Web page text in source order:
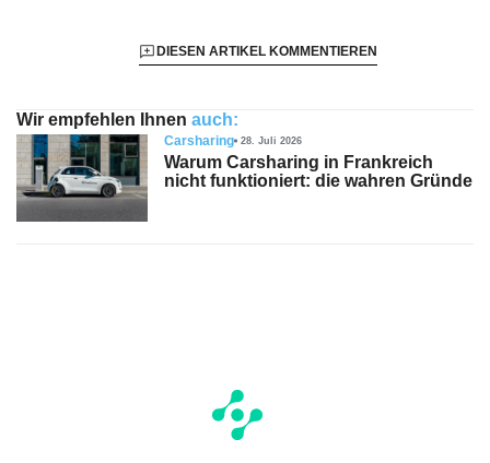
DIESEN ARTIKEL KOMMENTIEREN
Wir empfehlen Ihnen auch:
Carsharing 28. Juli 2026
Warum Carsharing in Frankreich
nicht funktioniert: die wahren Gründe